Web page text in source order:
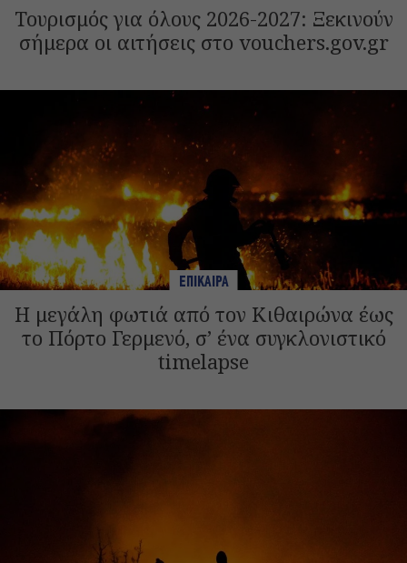
Τουρισμός για όλους 2026-2027: Ξεκινούν
σήμερα οι αιτήσεις στο vouchers.gov.gr
ΕΠΙΚΑΙΡΑ
Η μεγάλη φωτιά από τον Κιθαιρώνα έως
το Πόρτο Γερμενό, σ’ ένα συγκλονιστικό
timelapse